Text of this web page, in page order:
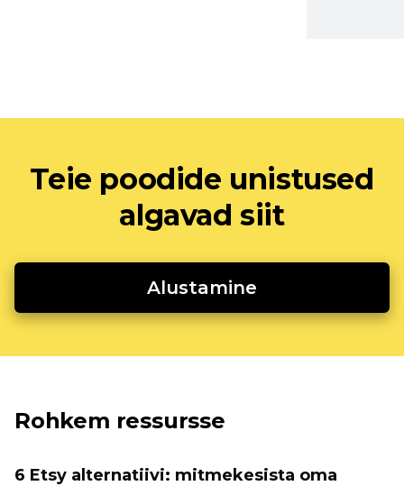
Teie poodide unistused
algavad siit
Alustamine
Rohkem ressursse
6 Etsy alternatiivi: mitmekesista oma